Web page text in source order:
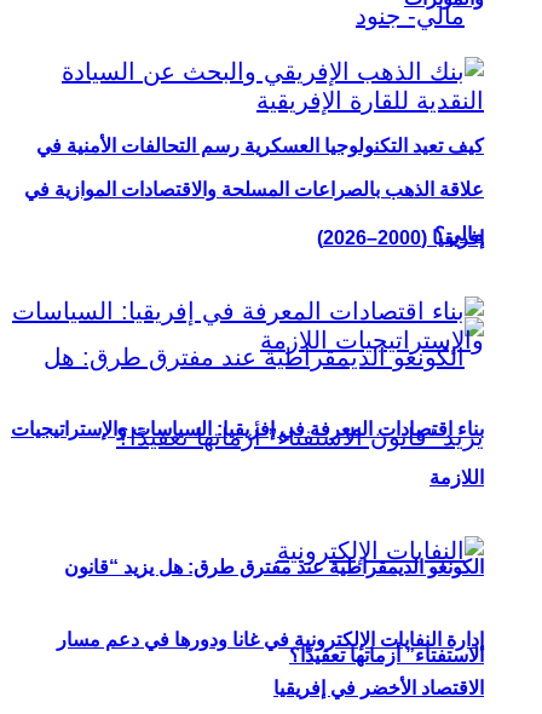
كيف تعيد التكنولوجيا العسكرية رسم التحالفات الأمنية في
مالي؟
الكونغو الديمقراطية عند مفترق طرق: هل يزيد “قانون
الاستفتاء” أزماتها تعقيدًا؟
علاقة الذهب بالصراعات المسلحة والاقتصادات الموازية في
إفريقيا (2000–2026)
بناء اقتصادات المعرفة في إفريقيا: السياسات والإستراتيجيات
اللازمة
إدارة النفايات الإلكترونية في غانا ودورها في دعم مسار
الاقتصاد الأخضر في إفريقيا